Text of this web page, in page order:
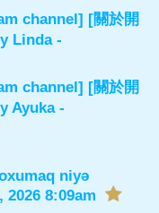
channel] [關於開
Linda-
channel] [關於開
Ayuka-
niyə
2026 8:09am